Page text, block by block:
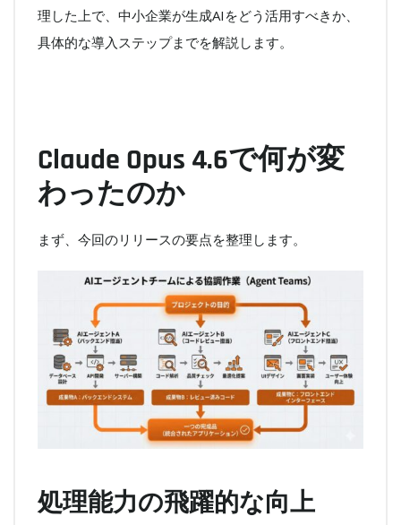
理した上で、中小企業が生成AIをどう活用すべきか、
具体的な導入ステップまでを解説します。
Claude Opus 4.6で何が変
わったのか
まず、今回のリリースの要点を整理します。
処理能力の飛躍的な向上